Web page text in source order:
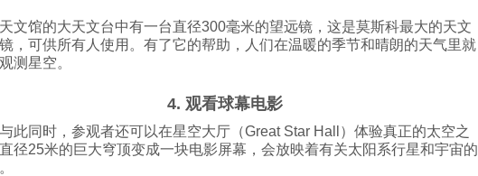
天文馆的大天文台中有一台直径300毫米的望远镜，这是莫斯科最大的天文
，可供所有人使用。有了它的帮助，人们在温暖的季节和晴朗的天气里就
测星空。
4. 观看球幕电影
与此同时，参观者还可以在星空大厅（Great Star Hall）体验真正的太空之
径25米的巨大穹顶变成一块电影屏幕，会放映着有关太阳系行星和宇宙的